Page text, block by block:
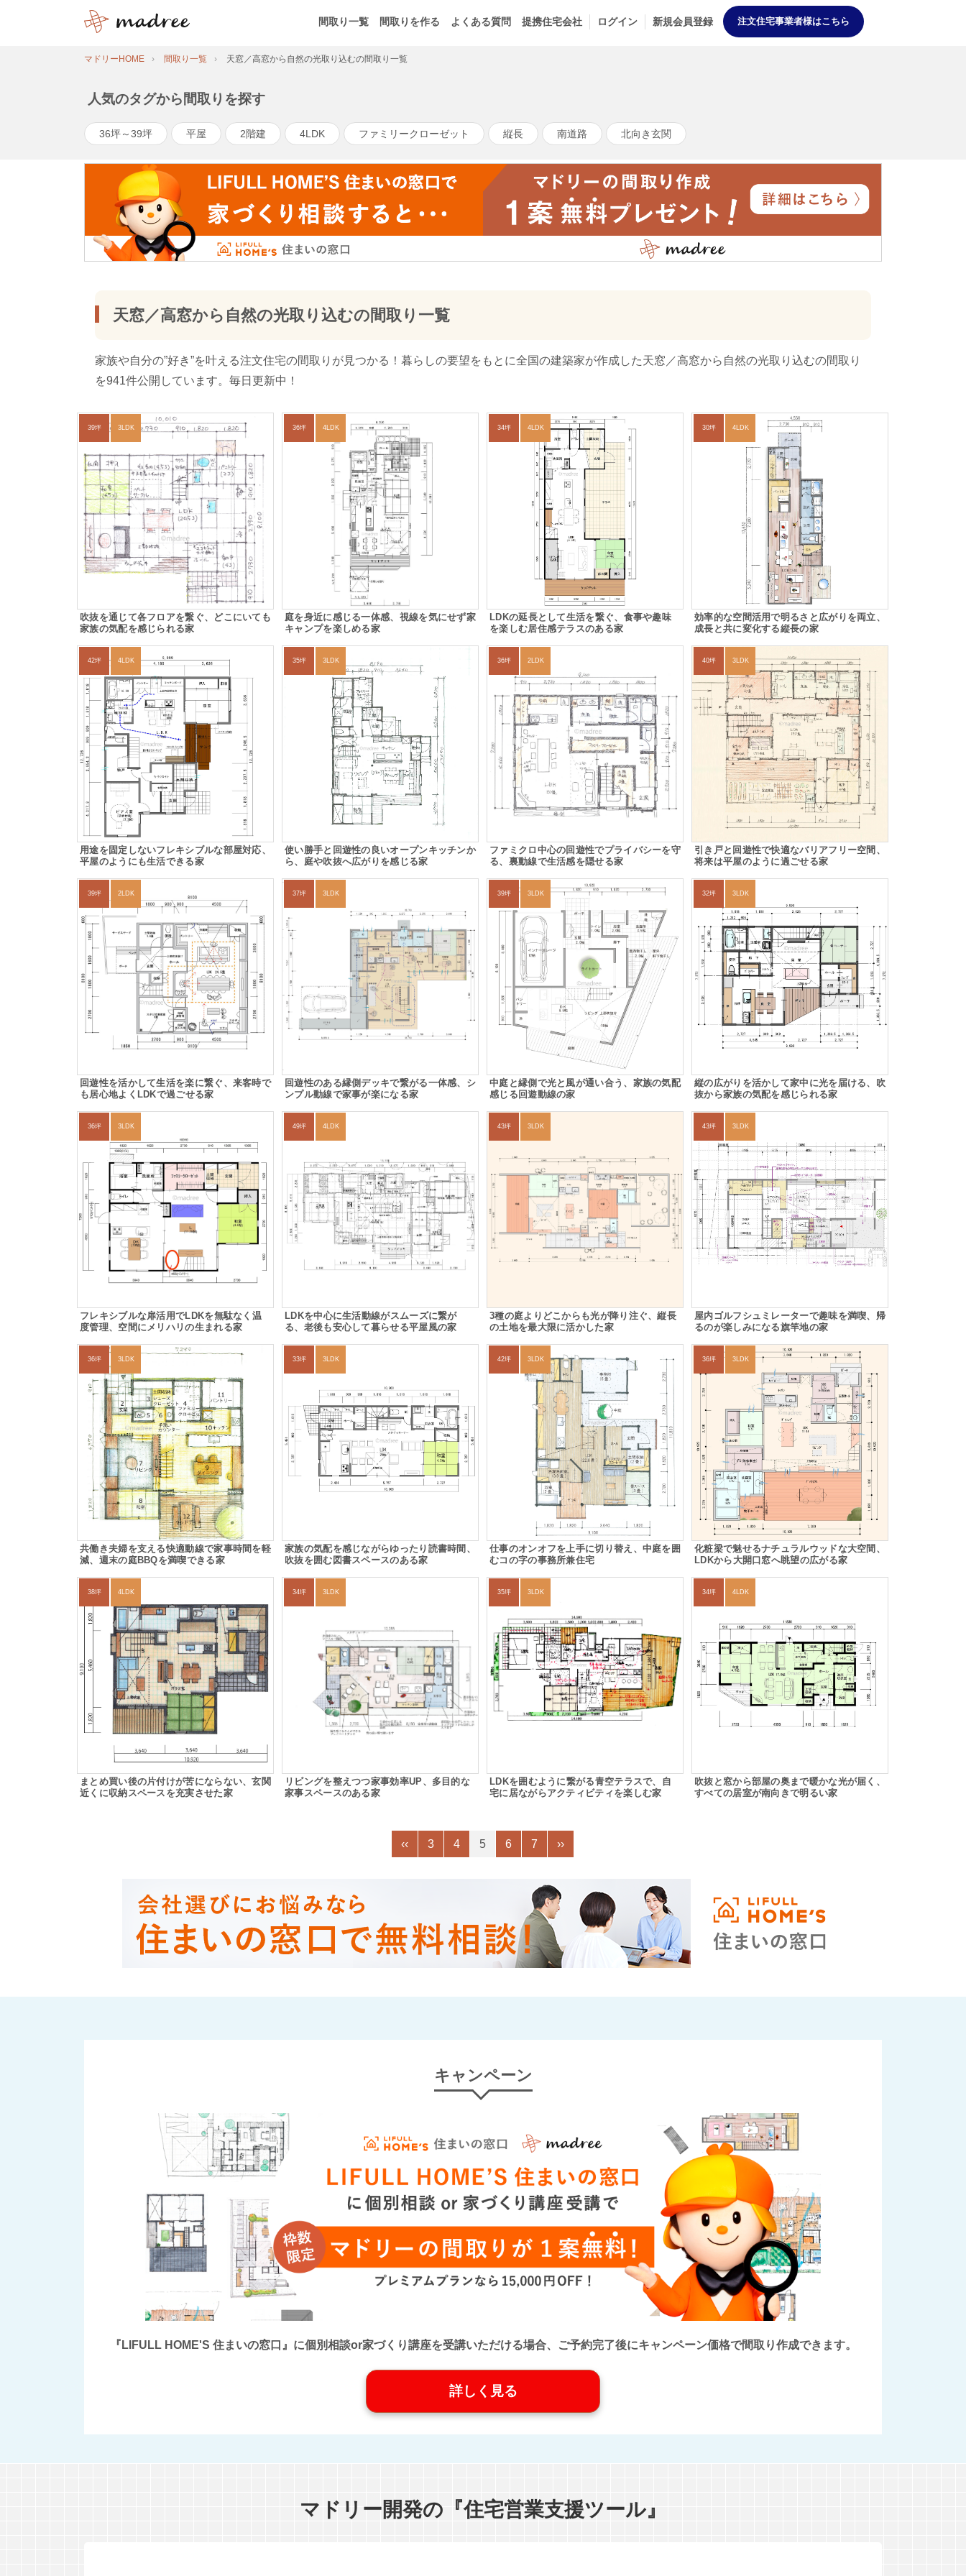
間取り一覧 間取りを作る よくある質問 提携住宅会社 ログイン 新規会員登録 注文住宅事業者様はこちら
マドリーHOME 間取り一覧 天窓／高窓から自然の光取り込むの間取り一覧
人気のタグから間取りを探す
36坪～39坪 平屋 2階建 4LDK ファミリークローゼット 縦長 南道路 北向き玄関
天窓／高窓から自然の光取り込むの間取り一覧
家族や自分の”好き”を叶える注文住宅の間取りが見つかる！暮らしの要望をもとに全国の建築家が作成した天窓／高窓から自然の光取り込むの間取り
を941件公開しています。毎日更新中！
39坪 3LDK
吹抜を通じて各フロアを繋ぐ、どこにいても
家族の気配を感じられる家
36坪 4LDK
庭を身近に感じる一体感、視線を気にせず家
キャンプを楽しめる家
34坪 4LDK
LDKの延長として生活を繋ぐ、食事や趣味
を楽しむ居住感テラスのある家
30坪 4LDK
効率的な空間活用で明るさと広がりを両立、
成長と共に変化する縦長の家
42坪 4LDK
用途を固定しないフレキシブルな部屋対応、
平屋のようにも生活できる家
35坪 3LDK
使い勝手と回遊性の良いオープンキッチンか
ら、庭や吹抜へ広がりを感じる家
36坪 2LDK
ファミクロ中心の回遊性でプライバシーを守
る、裏動線で生活感を隠せる家
40坪 3LDK
引き戸と回遊性で快適なバリアフリー空間、
将来は平屋のように過ごせる家
39坪 2LDK
回遊性を活かして生活を楽に繋ぐ、来客時で
も居心地よくLDKで過ごせる家
37坪 3LDK
回遊性のある縁側デッキで繋がる一体感、シ
ンプル動線で家事が楽になる家
39坪 3LDK
中庭と縁側で光と風が通い合う、家族の気配
感じる回遊動線の家
32坪 3LDK
縦の広がりを活かして家中に光を届ける、吹
抜から家族の気配を感じられる家
36坪 3LDK
フレキシブルな扉活用でLDKを無駄なく温
度管理、空間にメリハリの生まれる家
49坪 4LDK
LDKを中心に生活動線がスムーズに繋が
る、老後も安心して暮らせる平屋風の家
43坪 3LDK
3種の庭よりどこからも光が降り注ぐ、縦長
の土地を最大限に活かした家
43坪 3LDK
屋内ゴルフシュミレーターで趣味を満喫、帰
るのが楽しみになる旗竿地の家
36坪 3LDK
共働き夫婦を支える快適動線で家事時間を軽
減、週末の庭BBQを満喫できる家
33坪 3LDK
家族の気配を感じながらゆったり読書時間、
吹抜を囲む図書スペースのある家
42坪 3LDK
仕事のオンオフを上手に切り替え、中庭を囲
むコの字の事務所兼住宅
36坪 3LDK
化粧梁で魅せるナチュラルウッドな大空間、
LDKから大開口窓へ眺望の広がる家
38坪 4LDK
まとめ買い後の片付けが苦にならない、玄関
近くに収納スペースを充実させた家
34坪 3LDK
リビングを整えつつ家事効率UP、多目的な
家事スペースのある家
35坪 3LDK
LDKを囲むように繋がる青空テラスで、自
宅に居ながらアクティビティを楽しむ家
34坪 4LDK
吹抜と窓から部屋の奥まで暖かな光が届く、
すべての居室が南向きで明るい家
‹‹ 3 4 5 6 7 ››
キャンペーン
『LIFULL HOME'S 住まいの窓口』に個別相談or家づくり講座を受講いただける場合、ご予約完了後にキャンペーン価格で間取り作成できます。
詳しく見る
マドリー開発の『住宅営業支援ツール』